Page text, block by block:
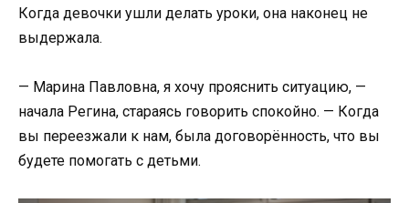
Когда девочки ушли делать уроки, она наконец не
выдержала.
— Марина Павловна, я хочу прояснить ситуацию, —
начала Регина, стараясь говорить спокойно. — Когда
вы переезжали к нам, была договорённость, что вы
будете помогать с детьми.